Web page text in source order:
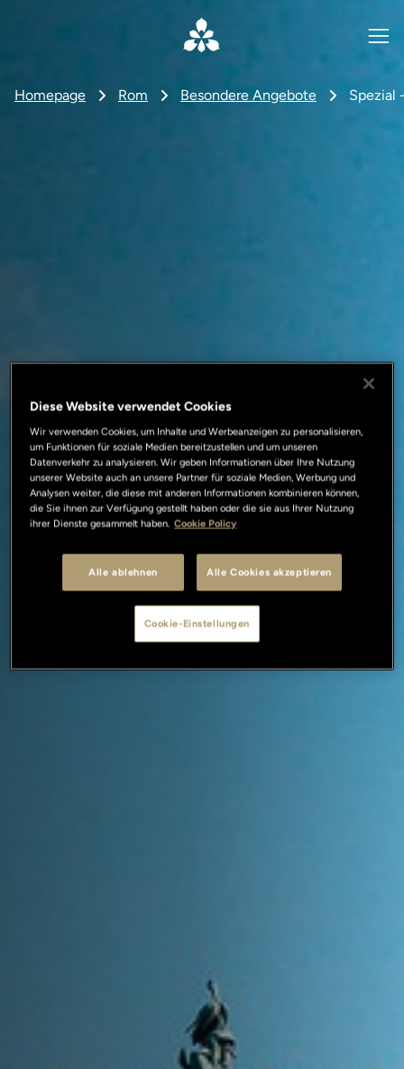
Homepage Rom Besondere Angebote Spezial
Diese Website verwendet Cookies
Wir verwenden Cookies, um Inhalte und Werbeanzeigen zu personalisieren,
um Funktionen für soziale Medien bereitzustellen und um unseren
Datenverkehr zu analysieren. Wir geben Informationen über Ihre Nutzung
unserer Website auch an unsere Partner für soziale Medien, Werbung und
Analysen weiter, die diese mit anderen Informationen kombinieren können,
die Sie ihnen zur Verfügung gestellt haben oder die sie aus Ihrer Nutzung
ihrer Dienste gesammelt haben. Cookie Policy
Alle ablehnen Alle Cookies akzeptieren
Cookie-Einstellungen